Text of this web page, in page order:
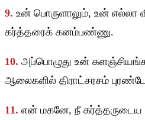
9. உன் பொருளாலும், உன் எல்லா
கர்த்தரைக் கனம்பண்ணு.
10. அப்பொழுது உன்
ஆலைகளில் திராட்சரசம்
11. என் மகனே, நீ கர்த்தருடைய